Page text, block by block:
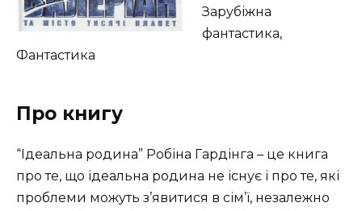
Зарубіжна
фантастика,
Фантастика
Про книгу
“Ідеальна родина” Робіна Гардінга – це книга
про те, що ідеальна родина не існує і про те, які
проблеми можуть з’явитися в сім’ї, незалежно